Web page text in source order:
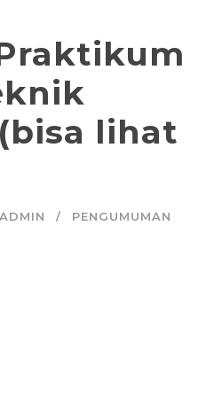
lihat
ADMIN PENGUMUMAN